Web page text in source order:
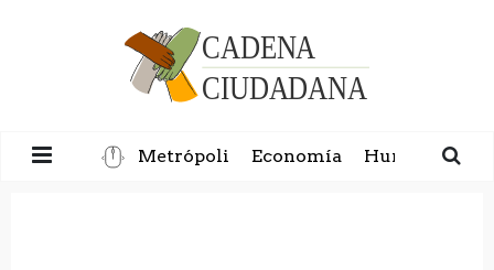
Metrópoli Economía Humanidad